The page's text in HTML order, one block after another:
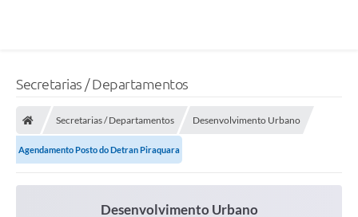
Secretarias / Departamentos
Secretarias / Departamentos Desenvolvimento Urbano
Agendamento Posto do Detran Piraquara
Desenvolvimento Urbano